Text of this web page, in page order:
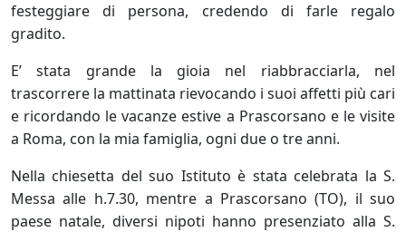
festeggiare di persona, credendo di farle regalo
gradito.
E’ stata grande la gioia nel riabbracciarla, nel
trascorrere la mattinata rievocando i suoi affetti più cari
e ricordando le vacanze estive a Prascorsano e le visite
a Roma, con la mia famiglia, ogni due o tre anni.
Nella chiesetta del suo Istituto è stata celebrata la S.
Messa alle h.7.30, mentre a Prascorsano (TO), il suo
paese natale, diversi nipoti hanno presenziato alla S.